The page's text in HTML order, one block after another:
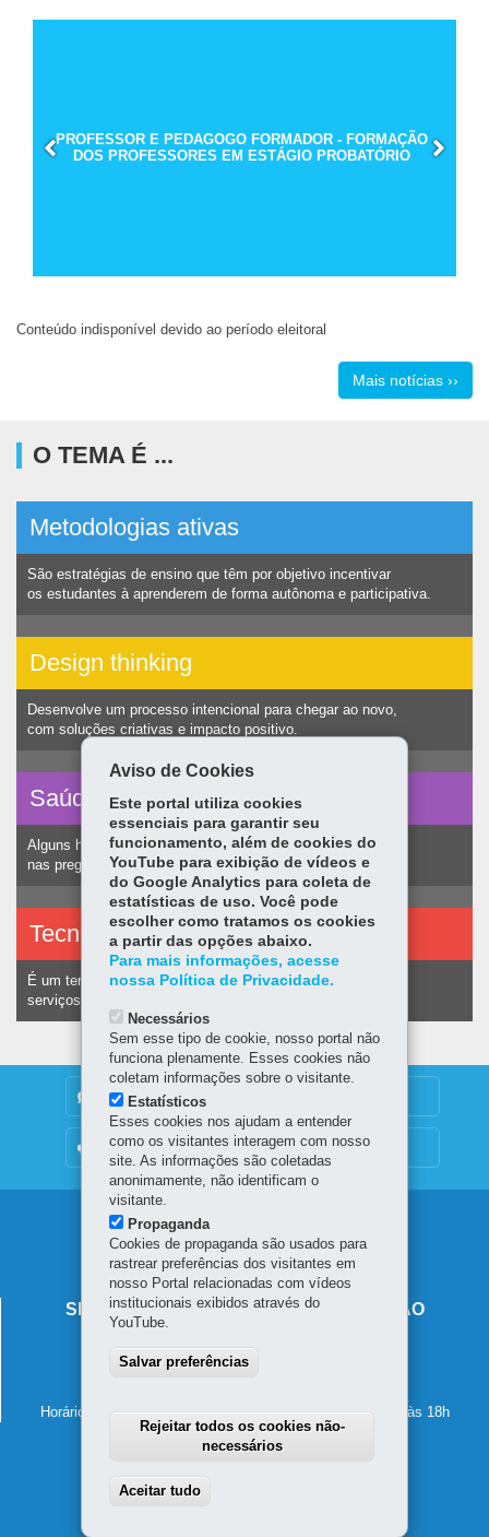
PROFESSOR E PEDAGOGO FORMADOR - FORMAÇÃO
DOS PROFESSORES EM ESTÁGIO PROBATÓRIO
Conteúdo indisponível devido ao período eleitoral
Mais notícias ››
O TEMA É ...
Metodologias ativas
São estratégias de ensino que têm por objetivo incentivar
os estudantes à aprenderem de forma autônoma e participativa.
Design thinking
Desenvolve um processo intencional para chegar ao novo,
com soluções criativas e impacto positivo.
Saúde vocal
Alguns hábitos humanos podem ocasionar nódulos
nas pregas vocais e consequentemente alteração na voz.
Tecnologias assistivas
É um termo utilizado para identificar recursos e
serviços voltados a pessoas com deficiência.
DENUNCIE CORRUPÇÃO
OUVIDORIA
Navegação
principal
SECRETARIA DE ESTADO DA EDUCAÇÃO
80610-011-Curitiba
Horário de atendimento: de segunda a sexta-feira, das 8h às 18h
Aviso de Cookies
Este portal utiliza cookies
essenciais para garantir seu
funcionamento, além de cookies do
YouTube para exibição de vídeos e
do Google Analytics para coleta de
estatísticas de uso. Você pode
escolher como tratamos os cookies
a partir das opções abaixo.
Para mais informações, acesse
nossa Política de Privacidade.
Necessários
Sem esse tipo de cookie, nosso portal não
funciona plenamente. Esses cookies não
coletam informações sobre o visitante.
Estatísticos
Esses cookies nos ajudam a entender
como os visitantes interagem com nosso
site. As informações são coletadas
anonimamente, não identificam o
visitante.
Propaganda
Cookies de propaganda são usados para
rastrear preferências dos visitantes em
nosso Portal relacionadas com vídeos
institucionais exibidos através do
YouTube.
Salvar preferências
Rejeitar todos os cookies não-
necessários
Aceitar tudo